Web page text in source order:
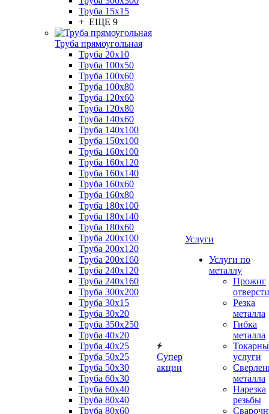
Труба 15x15
+ ЕЩЕ 9
Труба прямоугольная
Труба 20x10
Труба 100x50
Труба 100x60
Труба 100x80
Труба 120x60
Труба 120x80
Труба 140x60
Труба 140x100
Труба 150x100
Труба 160x100
Труба 160x120
Труба 160x140
Труба 160x60
Труба 160x80
Труба 180x100
Труба 180x140
Труба 180x60
Труба 200x100
Труба 200x120
Труба 200x160
Труба 240x120
Труба 240x160
Труба 300x200
Труба 30x15
Труба 30x20
Труба 350x250
Труба 40x20
Труба 40x25
Труба 50x25
Труба 50x30
Труба 60x30
Труба 60x40
Труба 80x40
Труба 80x60
Супер
акции
Услуги
Услуги по
металлу
Прожиг
Резка
металла
Гибка
металла
услуги
металла
Нарезка
резьбы